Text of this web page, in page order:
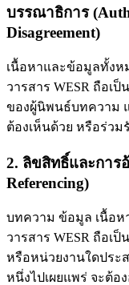
บรรณาธิการ
Disagreement)
เนื้อหาและข้อมูลทั้ง
วารสาร WESR ถือเ
ของผู้นิพนธ์บทความ
ต้องเห็นด้วย หรือร่วม
2. ลิขสิทธิ์และการ
Referencing)
บทความ ข้อมูล เนื้อห
วารสาร WESR ถือเ
หรือหน่วยงานใดประ
หนึ่งไปเผยแพร่ จะต้อ